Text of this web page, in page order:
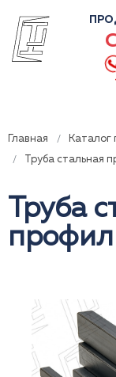
Главная Каталог
Труба стальная
Труба